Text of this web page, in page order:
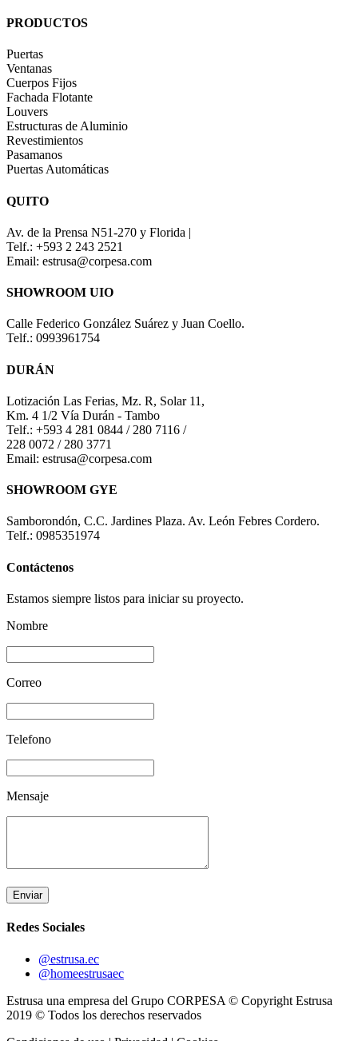
PRODUCTOS
Puertas
Ventanas
Cuerpos Fijos
Fachada Flotante
Louvers
Estructuras de Aluminio
Revestimientos
Pasamanos
Puertas Automáticas
QUITO
Av. de la Prensa N51-270 y Florida |
Telf.: +593 2 243 2521
Email: estrusa@corpesa.com
SHOWROOM UIO
Calle Federico González Suárez y Juan Coello.
Telf.: 0993961754
DURÁN
Lotización Las Ferias, Mz. R, Solar 11,
Km. 4 1/2 Vía Durán - Tambo
Telf.: +593 4 281 0844 / 280 7116 /
228 0072 / 280 3771
Email: estrusa@corpesa.com
SHOWROOM GYE
Samborondón, C.C. Jardines Plaza. Av. León Febres Cordero.
Telf.: 0985351974
Contáctenos
Estamos siempre listos para iniciar su proyecto.
Nombre
Correo
Telefono
Mensaje
Enviar
Redes Sociales
@estrusa.ec
@homeestrusaec
Estrusa una empresa del Grupo CORPESA © Copyright Estrusa
2019 © Todos los derechos reservados